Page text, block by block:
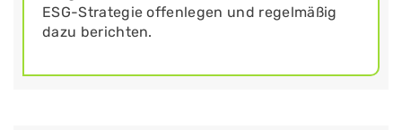
ESG-Strategie offenlegen und regelmäßig
dazu berichten.